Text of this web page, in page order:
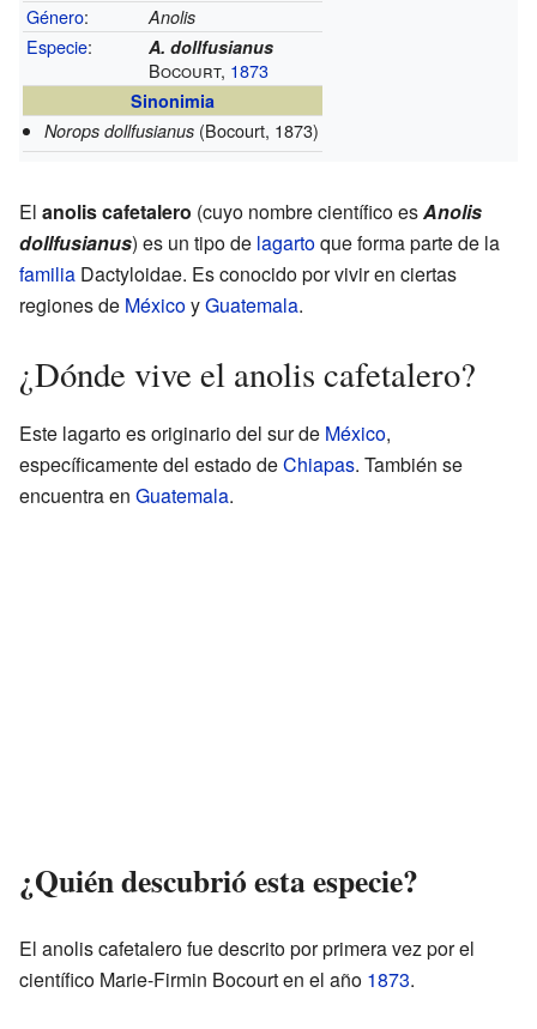
Género: Anolis
Especie: A. dollfusianus
Bocourt, 1873
Sinonimia
Norops dollfusianus (Bocourt, 1873)
El anolis cafetalero (cuyo nombre científico esAnolis
dollfusianus) es un tipo de lagartoque forma parte de la
familia Dactyloidae. Es conocido por vivir en ciertas
regiones de MéxicoyGuatemala.
¿Dónde vive el anolis cafetalero?
Este lagarto es originario del sur de México,
específicamente del estado deChiapas. También se
encuentra en Guatemala.
¿Quién descubrió esta especie?
El anolis cafetalero fue descrito por primera vez por el
científico Marie-Firmin Bocourt en el año 1873.